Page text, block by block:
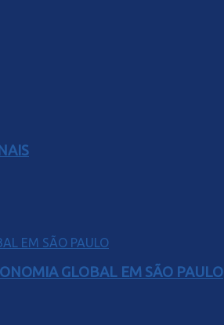
GLOBAL EM SÃO PAULO